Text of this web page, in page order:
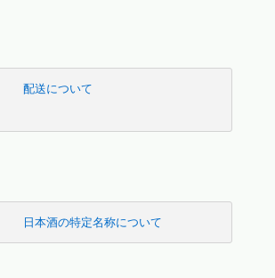
配送について
日本酒の特定名称について